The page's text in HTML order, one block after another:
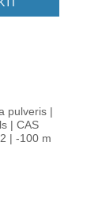
pulveris |
| CAS
| -100 m